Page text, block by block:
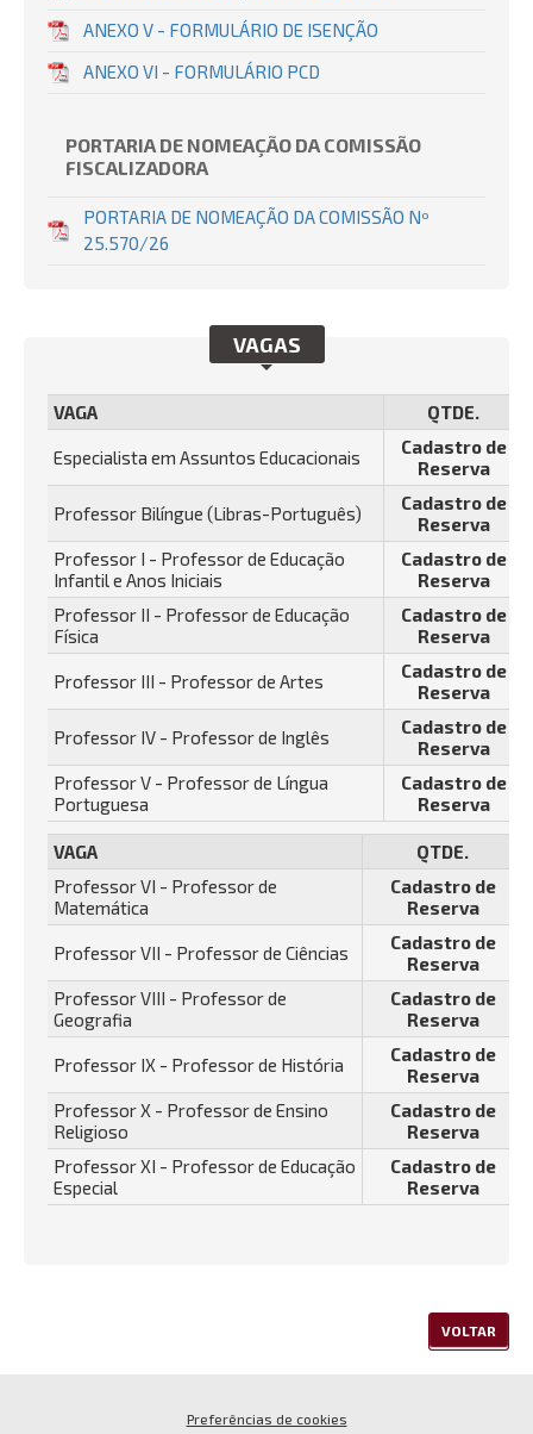
ANEXO V - FORMULÁRIO DE ISENÇÃO
ANEXO VI - FORMULÁRIO PCD
PORTARIA DE NOMEAÇÃO DA COMISSÃO
FISCALIZADORA
PORTARIA DE NOMEAÇÃO DA COMISSÃO Nº
25.570/26
VAGAS
VAGA QTDE.
Especialista em Assuntos Educacionais
Cadastro de
Reserva
Professor Bilíngue (Libras-Português)
Cadastro de
Reserva
Professor I - Professor de Educação
Infantil e Anos Iniciais
Cadastro de
Reserva
Professor II - Professor de Educação
Física
Cadastro de
Reserva
Professor III - Professor de Artes
Cadastro de
Reserva
Professor IV - Professor de Inglês
Cadastro de
Reserva
Professor V - Professor de Língua
Portuguesa
Cadastro de
Reserva
VAGA
QTDE.
Professor VI - Professor de
Matemática
Cadastro de
Reserva
Professor VII - Professor de Ciências
Cadastro de
Reserva
Professor VIII - Professor de
Geografia
Cadastro de
Reserva
Professor IX - Professor de História
Cadastro de
Reserva
Professor X - Professor de Ensino
Religioso
Cadastro de
Reserva
Professor XI - Professor de Educação
Especial
Cadastro de
Reserva
VOLTAR
Preferências de cookies